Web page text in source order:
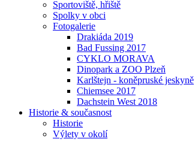
Sportoviště, hřiště
Spolky v obci
Fotogalerie
Drakiáda 2019
Bad Fussing 2017
CYKLO MORAVA
Dinopark a ZOO Plzeň
Karlštejn - koněpruské jeskyně
Chiemsee 2017
Dachstein West 2018
Historie & současnost
Historie
Výlety v okolí